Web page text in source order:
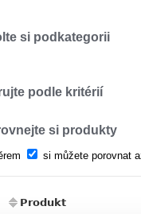
si podkategorii
podle kritérií
si produkty
si můžete porovnat
Produkt